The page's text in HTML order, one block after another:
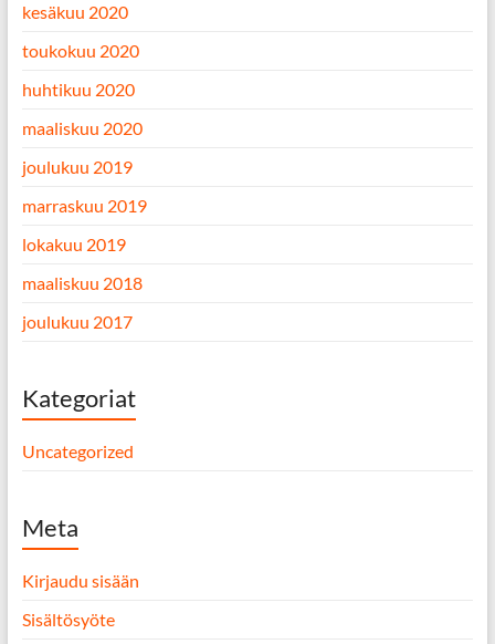
kesäkuu 2020
toukokuu 2020
huhtikuu 2020
maaliskuu 2020
joulukuu 2019
marraskuu 2019
lokakuu 2019
maaliskuu 2018
joulukuu 2017
Kategoriat
Uncategorized
Meta
Kirjaudu sisään
Sisältösyöte